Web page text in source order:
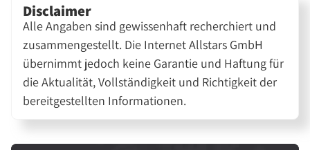
Disclaimer
Alle Angaben sind gewissenhaft recherchiert und
zusammengestellt. Die Internet Allstars GmbH
übernimmt jedoch keine Garantie und Haftung für
die Aktualität, Vollständigkeit und Richtigkeit der
bereitgestellten Informationen.